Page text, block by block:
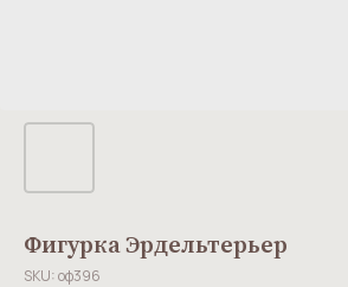
Фигурка Эрдельтерьер
SKU:оф396